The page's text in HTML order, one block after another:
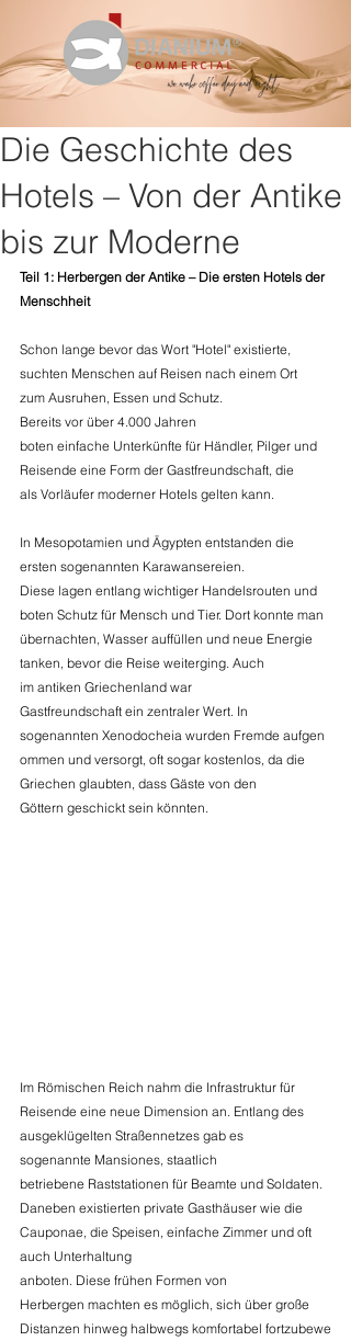
Die Geschichte des
Hotels – Von der Antike
bis zur Moderne
Teil 1: Herbergen der Antike – Die ersten Hotels der
Menschheit
Schon lange bevor das Wort "Hotel" existierte,
suchten Menschen auf Reisen nach einem Ort
zum Ausruhen, Essen und Schutz.
Bereits vor über 4.000 Jahren
boten einfache Unterkünfte für Händler, Pilger und
Reisende eine Form der Gastfreundschaft, die
als Vorläufer moderner Hotels gelten kann.
In Mesopotamien und Ägypten entstanden die
ersten sogenannten Karawansereien.
Diese lagen entlang wichtiger Handelsrouten und
boten Schutz für Mensch und Tier. Dort konnte man
übernachten, Wasser auffüllen und neue Energie
tanken, bevor die Reise weiterging. Auch
im antiken Griechenland war
Gastfreundschaft ein zentraler Wert. In
sogenannten Xenodocheia wurden Fremde aufgen
ommen und versorgt, oft sogar kostenlos, da die
Griechen glaubten, dass Gäste von den
Göttern geschickt sein könnten.
Im Römischen Reich nahm die Infrastruktur für
Reisende eine neue Dimension an. Entlang des
ausgeklügelten Straßennetzes gab es
sogenannte Mansiones, staatlich
betriebene Raststationen für Beamte und Soldaten.
Daneben existierten private Gasthäuser wie die
Cauponae, die Speisen, einfache Zimmer und oft
auch Unterhaltung
anboten. Diese frühen Formen von
Herbergen machten es möglich, sich über große
Distanzen hinweg halbwegs komfortabel fortzubewe